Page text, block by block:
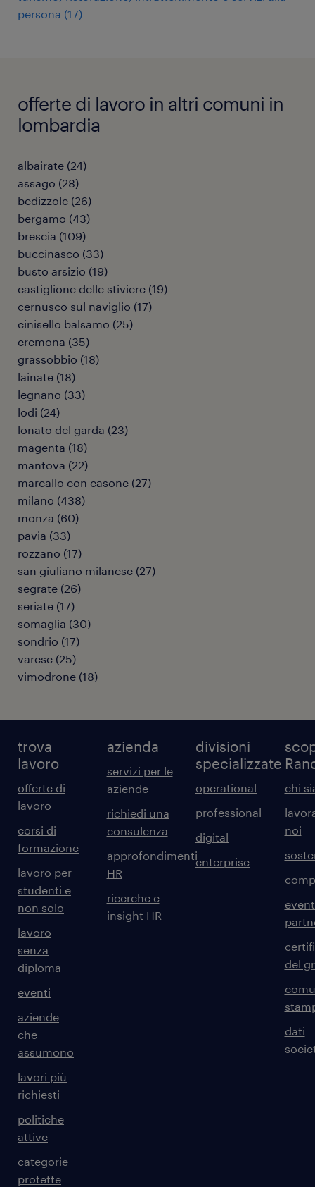
persona (17)
offerte di lavoro in altri comuni in
lombardia
albairate (24)
assago (28)
bedizzole (26)
bergamo (43)
brescia (109)
buccinasco (33)
busto arsizio (19)
castiglione delle stiviere (19)
cernusco sul naviglio (17)
cinisello balsamo (25)
cremona (35)
grassobbio (18)
lainate (18)
legnano (33)
lodi (24)
lonato del garda (23)
magenta (18)
mantova (22)
marcallo con casone (27)
milano (438)
monza (60)
pavia (33)
rozzano (17)
san giuliano milanese (27)
segrate (26)
seriate (17)
somaglia (30)
sondrio (17)
varese (25)
vimodrone (18)
trova
lavoro
offerte di
lavoro
corsi di
formazione
lavoro per
studenti e
non solo
lavoro
senza
diploma
eventi
aziende
che
assumono
lavori più
richiesti
politiche
attive
categorie
protette
azienda
servizi per le
aziende
richiedi una
consulenza
approfondimenti
HR
ricerche e
insight HR
divisioni
specializzate
operational
professional
digital
enterprise
chi
noi
del
dati